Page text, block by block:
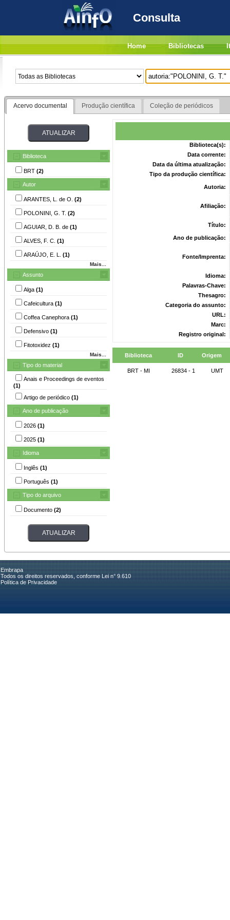
Consulta
Home Bibliotecas
Acervo documental Produção científica Coleção de periódicos
Biblioteca
BRT (2)
Autor
ARANTES, L. de O. (2)
POLONINI, G. T. (2)
AGUIAR, D. B. de (1)
ALVES, F. C. (1)
ARAÚJO, E. L. (1)
Mais...
Assunto
Alga (1)
Cafeicultura (1)
Coffea Canephora (1)
Defensivo (1)
Fitotoxidez (1)
Mais...
Tipo do material
Anais e Proceedings de eventos
(1)
Artigo de periódico (1)
Ano de publicação
2026 (1)
2025 (1)
Idioma
Inglês (1)
Português (1)
Tipo do arquivo
Documento (2)
Biblioteca(s):
Data corrente:
Data da última atualização:
Tipo da produção científica:
Autoria:
Afiliação:
Título:
Ano de publicação:
Fonte/Imprenta:
Idioma:
Palavras-Chave:
Thesagro:
Categoria do assunto:
URL:
Marc:
Registro original:
Biblioteca ID Origem
BRT - MI 26834 - 1 UMT
Embrapa
Todos os direitos reservados, conforme Lei n° 9.610
Política de Privacidade